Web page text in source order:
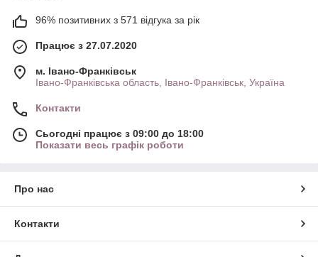
96% позитивних з 571 відгука за рік
Працює з 27.07.2020
м. Івано-Франківськ
Івано-Франківська область, Івано-Франківськ, Україна
Контакти
Сьогодні працює з 09:00 до 18:00
Показати весь графік роботи
Про нас
Контакти